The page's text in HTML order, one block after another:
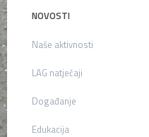
NOVOSTI
Naše aktivnosti
LAG natječaji
Događanje
Edukacija